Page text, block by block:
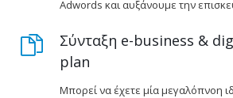
Adwords και αυξάνουμε την
Σύνταξη e-business &
plan
Μπορεί να έχετε μία μεγαλόπνοη